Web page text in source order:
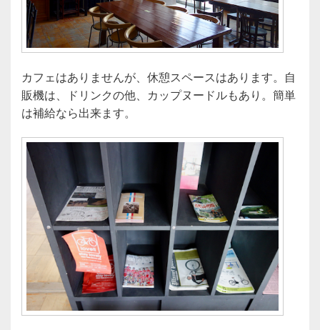
カフェはありませんが、休憩スペースはあります。自
販機は、ドリンクの他、カップヌードルもあり。簡単
は補給なら出来ます。